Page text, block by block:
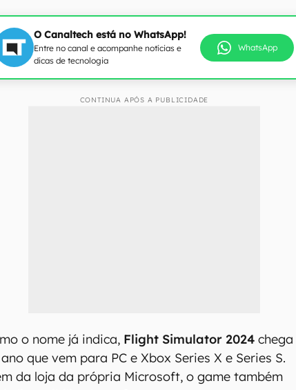
O Canaltech está no WhatsApp!
Entre no canal e acompanhe notícias e
dicas de tecnologia
WhatsApp
CONTINUA APÓS A PUBLICIDADE
o nome já indica, Flight Simulator 2024 chega
que vem para PC e Xbox Series X e Series S.
da loja da própria Microsoft, o game também